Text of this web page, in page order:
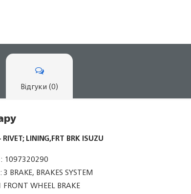
Відгуки (0)
LINING,FRT BRK ISUZU
1097320290
BRAKE, BRAKES SYSTEM
WHEEL BRAKE